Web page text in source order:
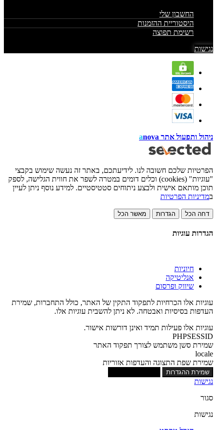
החשבון שלי
היסטוריית ההזמנות
רשימת תפוצה
נגישות
ניהול ותפעול אתר anova
הפרטיות שלכם חשובה לנו. לידיעתכם, באתר זה נעשה שימוש בקבצי
"עוגיות" (cookies) וכלים דומים במטרה לשפר את חווית הגלישה, לספק
תוכן מותאם אישית ולבצע ניתוחים סטטיסטיים. למידע נוסף ניתן לעיין
במדיניות הפרטיות
דחה הכל הגדרות מאשר הכל
הגדרות עוגיות
חיוניות
אנליטיקה
שיווק ופרסום
עוגיות אלו הכרחיות לתפקוד התקין של האתר, כולל התחברות, שמירת
העדפות בסיסיות ואבטחה. לא ניתן להשבית עוגיות אלו.
עוגיות אלו פעילות תמיד ואינן דורשות אישור.
PHPSESSID
שמירת סשן משתמש לצורך תפקוד האתר
locale
שמירת שפת התצוגה והעדפות אזוריות
שמירת ההגדרות
נגישות
סגור
נגישות